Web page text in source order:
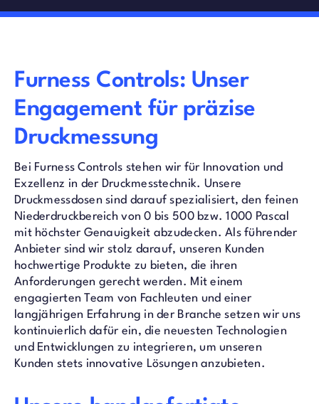
Furness Controls: Unser
Engagement für präzise
Druckmessung
Bei Furness Controls stehen wir für Innovation und
Exzellenz in der Druckmesstechnik. Unsere
Druckmessdosen sind darauf spezialisiert, den feinen
Niederdruckbereich von 0 bis 500 bzw. 1000 Pascal
mit höchster Genauigkeit abzudecken. Als führender
Anbieter sind wir stolz darauf, unseren Kunden
hochwertige Produkte zu bieten, die ihren
Anforderungen gerecht werden. Mit einem
engagierten Team von Fachleuten und einer
langjährigen Erfahrung in der Branche setzen wir uns
kontinuierlich dafür ein, die neuesten Technologien
und Entwicklungen zu integrieren, um unseren
Kunden stets innovative Lösungen anzubieten.